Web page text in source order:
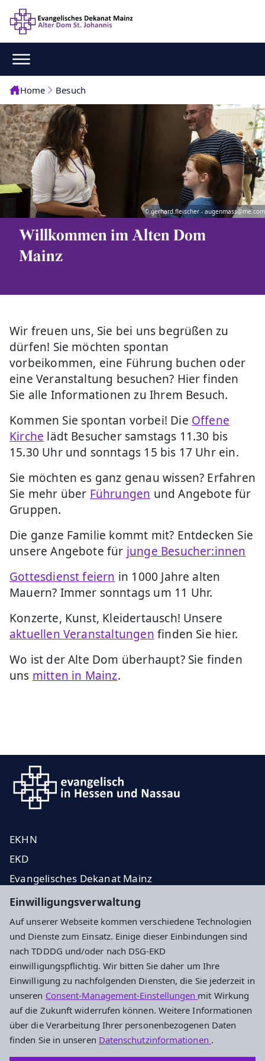
Einwilligungsverwaltung
Auf unserer Webseite kommen verschiedene Technologien
und Dienste zum Einsatz. Einige dieser Einbindungen sind
nach TDDDG und/oder nach DSG-EKD
einwilligungspflichtig. Wir bitten Sie daher um Ihre
Einwilligung zu nachfolgenden Diensten, die Sie jederzeit in
unseren Consent-Management-Einstellungen mit Wirkung
auf die Zukunft widerrufen können. Weitere Informationen
über die Verarbeitung Ihrer personenbezogenen Daten
finden Sie in unseren Datenschutzinformationen .
Home Besuch
© gerhard.fleischer - augenmass@me.com
Willkommen im Alten Dom
Mainz
Wir freuen uns, Sie bei uns begrüßen zu
dürfen! Sie möchten spontan
vorbeikommen, eine Führung buchen oder
eine Veranstaltung besuchen? Hier finden
Sie alle Informationen zu Ihrem Besuch.
Kommen Sie spontan vorbei! Die Offene
Kirche lädt Besucher samstags 11.30 bis
15.30 Uhr und sonntags 15 bis 17 Uhr ein.
Sie möchten es ganz genau wissen? Erfahren
Sie mehr über Führungen und Angebote für
Gruppen.
Die ganze Familie kommt mit? Entdecken Sie
unsere Angebote für junge Besucher:innen
Gottesdienst feiern in 1000 Jahre alten
Mauern? Immer sonntags um 11 Uhr.
Konzerte, Kunst, Kleidertausch! Unsere
aktuellen Veranstaltungen finden Sie hier.
Wo ist der Alte Dom überhaupt? Sie finden
uns mitten in Mainz.
EKHN
EKD
Evangelisches Dekanat Mainz
Presseanfragen
Kontakt
Alter Dom St. Johannis Mainz - Ev. Dekanat Mainz
Kaiserstr. 37
55116 Mainz